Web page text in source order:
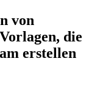
von
die
erstellen